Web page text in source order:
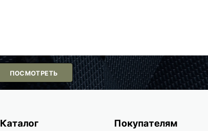
ПОСМОТРЕТЬ
Каталог Покупателям